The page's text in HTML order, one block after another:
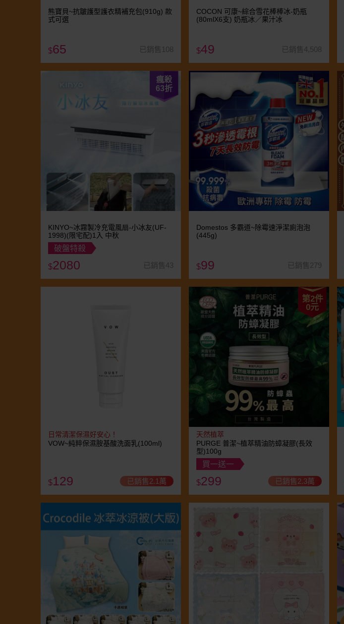
熊寶貝~抗皺護型護衣精補充包(910g) 款
式可選
$65 已銷售108
COCON 可康~綜合雪花棒棒冰-奶瓶
(80mlX6支) 奶瓶冰／果汁冰
$49 已銷售4,508
瘋殺
63折
KINYO~冰霧製冷充電風扇-小冰友(UF-
1998)(限宅配)1入 中秋
破盤特殺
$2080 已銷售43
Domestos 多霸道~除霉速淨潔廁泡泡
(445g)
$99 已銷售279
日常清潔保濕好安心！
VOW~純粹保濕胺基酸洗面乳(100ml)
$129 已銷售2.1萬
第2件
0元
天然植萃
PURGE 普潔~植萃精油防蟑凝膠(長效
型)100g
買一送一
$299 已銷售2.3萬